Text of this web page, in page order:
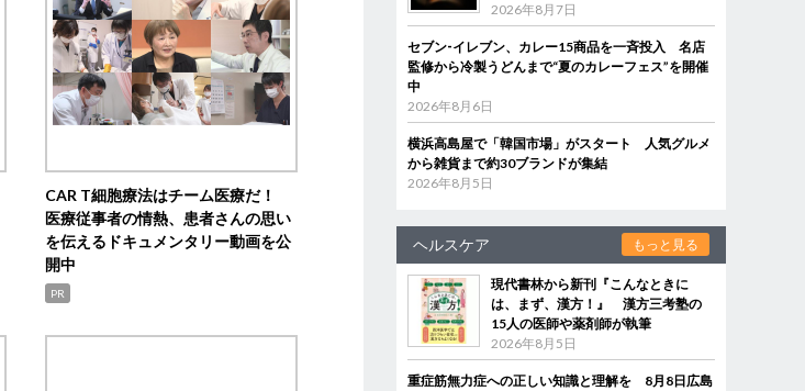
CAR T細胞療法はチーム医療だ！
医療従事者の情熱、患者さんの思い
を伝えるドキュメンタリー動画を公
開中
PR
2026年8月7日
セブン‐イレブン、カレー15商品を一斉投入 名店
監修から冷製うどんまで“夏のカレーフェス”を開催
中
2026年8月6日
横浜高島屋で「韓国市場」がスタート 人気グルメ
から雑貨まで約30ブランドが集結
2026年8月5日
ヘルスケア もっと見る
現代書林から新刊『こんなときに
は、まず、漢方！』 漢方三考塾の
15人の医師や薬剤師が執筆
2026年8月5日
重症筋無力症への正しい知識と理解を 8月8日広島